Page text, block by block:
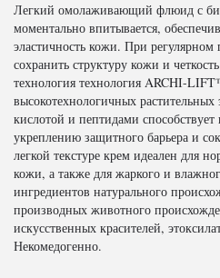
Легкий омолаживающий флюид с
моментально впитывается,
эластичность кожи. При
сохранить структуру кожи и
технология технология ARCHI-
высокотехнологичных растительных
кислотой и пептидами
укреплению защитного барьера и
легкой текстуре крем идеален для
кожи, а также для жаркого и
ингредиентов натурального
производных животного
искусственных красителей,
Некомедогенно.